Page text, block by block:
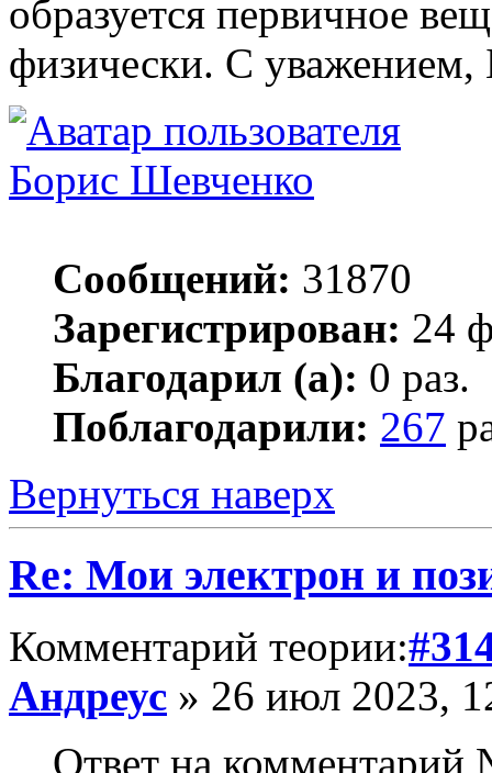
образуется первичное
физически. С уважением,
Борис Шевченко
Сообщений: 31870
Зарегистрирован: 24
Благодарил (а): 0 раз.
Поблагодарили: 267
Вернуться наверх
Re: Мои электрон и
Комментарий теории:
Андреус » 26 июл 2023,
Ответ на комментарий